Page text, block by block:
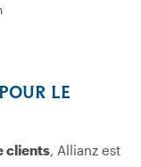
LE
clients , Allianz est